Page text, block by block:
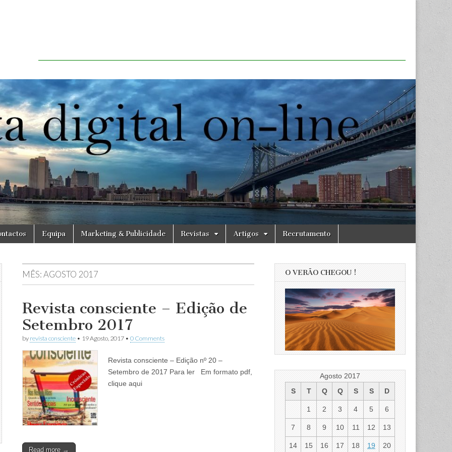
Equipa Marketing & Publicidade Revistas Artigos Recrutamento
MÊS:AGOSTO 2017
Revista consciente – Edição de
Setembro 2017
by revista consciente• 19 Agosto, 2017• 0 Comments
Revista consciente – Edição nº 20 –
Setembro de 2017 Para ler Em formato pdf,
clique aqui
Read more →
O VERÃO CHEGOU !
Agosto 2017
S
T Q Q S S D
1 2 3 4 5 6
7 8 9 10 11 12 13
14 15 16 17 18 19 20